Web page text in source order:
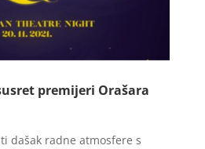
premijeri Orašara
dašak radne atmosfere s